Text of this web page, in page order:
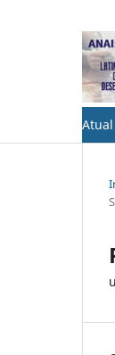
Atual